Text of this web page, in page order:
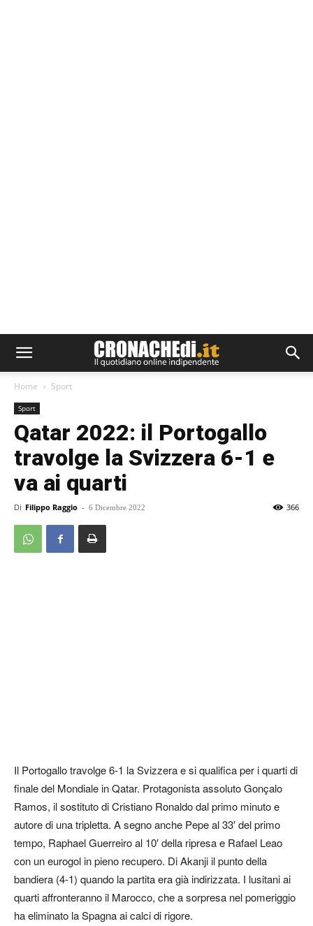
Home Sport
Sport
Qatar 2022: il Portogallo
travolge la Svizzera 6-1 e
va ai quarti
Di Filippo Raggio - 6 Dicembre 2022 366
Il Portogallo travolge 6-1 la Svizzera e si qualifica per i quarti di
finale del Mondiale in Qatar. Protagonista assoluto Gonçalo
Ramos, il sostituto di Cristiano Ronaldo dal primo minuto e
autore di una tripletta. A segno anche Pepe al 33′ del primo
tempo, Raphael Guerreiro al 10′ della ripresa e Rafael Leao
con un eurogol in pieno recupero. Di Akanji il punto della
bandiera (4-1) quando la partita era già indirizzata. I lusitani ai
quarti affronteranno il Marocco, che a sorpresa nel pomeriggio
ha eliminato la Spagna ai calci di rigore.